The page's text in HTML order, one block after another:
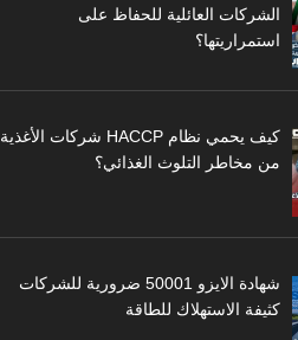
الشركات العائلية للحفاظ على
استمراريتها؟
كيف يحمي نظام HACCP شركات الأغذية
من مخاطر التلوث الغذائي؟
شهادة الايزو 50001 ضرورية للشركات
كثيفة الاستهلاك للطاقة